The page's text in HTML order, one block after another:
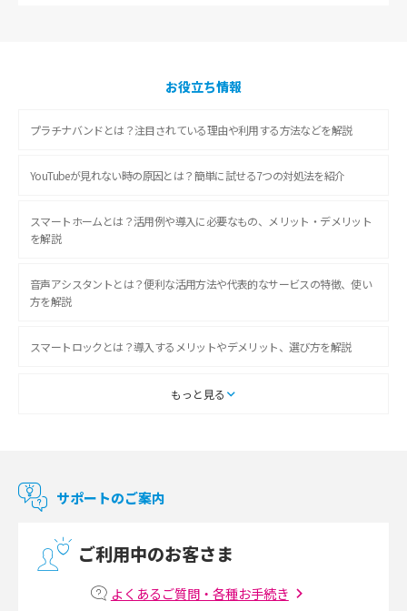
お役立ち情報
プラチナバンドとは？注目されている理由や利用する方法などを解説
YouTubeが見れない時の原因とは？簡単に試せる7つの対処法を紹介
スマートホームとは？活用例や導入に必要なもの、メリット・デメリット
を解説
音声アシスタントとは？便利な活用方法や代表的なサービスの特徴、使い
方を解説
スマートロックとは？導入するメリットやデメリット、選び方を解説
スマートテレビとは？特徴や選び方、使い方をわかりやすく解説
マンションで使えるWi-Fiは？種類ごとの特徴や選び方を紹介
マンションで光回線の利用を始める手順は？設備状況の確認方法も解説
もっと見る
サポートのご案内
ご利用中のお客さま
よくあるご質問・各種お手続き